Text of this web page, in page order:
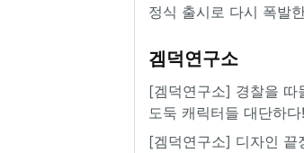
정식 출시로 다시 폭발
겜덕연구소
[겜덕연구소] 경찰을 따
도둑 캐릭터들 대단하다!
[겜덕연구소] 디자인 끝